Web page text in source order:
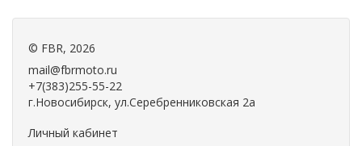
© FBR, 2026
mail@fbrmoto.ru
+7(383)255-55-22
г.Новосибирск, ул.Серебренниковская 2а
Личный кабинет